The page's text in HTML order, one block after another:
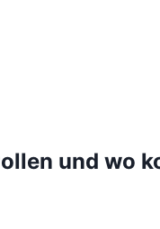
und wo